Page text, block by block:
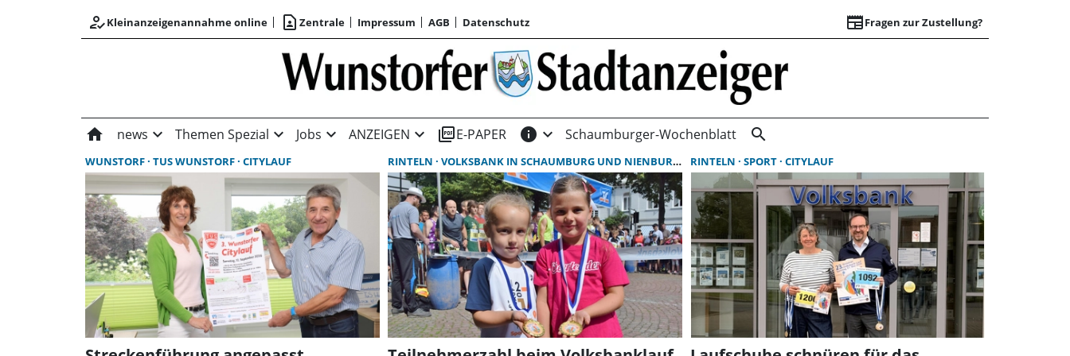
how_to_regKleinanzeigenannahme online contact_page Zentrale Impressum AGB Datenschutz newspaperFragen zur Zustellung?
Suchergebnisse |
home news expand_more Themen Spezial expand_more Jobs expand_more ANZEIGEN expand_more picture_as_pdfE-PAPER info expand_more Schaumburger-Wochenblatt search
WUNSTORF TUS WUNSTORF CITYLAUF RINTELN VOLKSBANK IN SCHAUMBURG UND NIENBURG EG CITYLAUF
RINTELN SPORT CITYLAUF